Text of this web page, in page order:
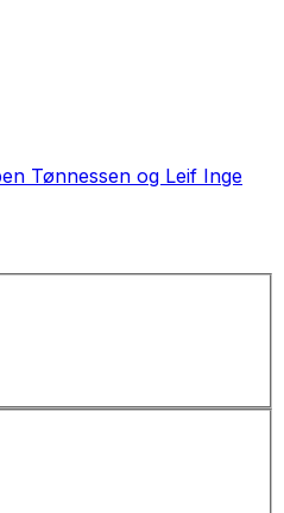
Tønnessen og Leif Inge